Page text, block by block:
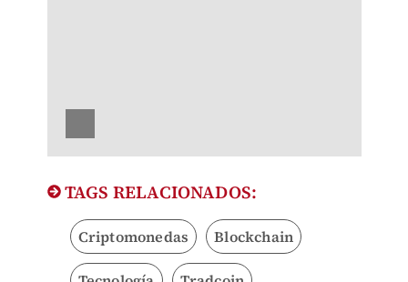
TAGS RELACIONADOS:
Criptomonedas Blockchain